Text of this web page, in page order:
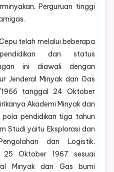
Perguruan tinggi
telah melalui beberapa
dan status
ini diawali dengan
Jenderal Minyak dan Gas
1966 tanggal 24 Oktober
Akademi Minyak dan
pola pendidikan tiga tahun
Studi yaitu Eksplorasi dan
dan Logistik.
25 Oktober 1967 sesuai
Minyak dan Gas bumi